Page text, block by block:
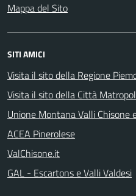
Mappa del Sito
SITI AMICI
Visita il sito della Regione
Visita il sito della Città
Unione Montana Valli Chisone
ACEA Pinerolese
ValChisone.it
GAL - Escartons e Valli Valdesi